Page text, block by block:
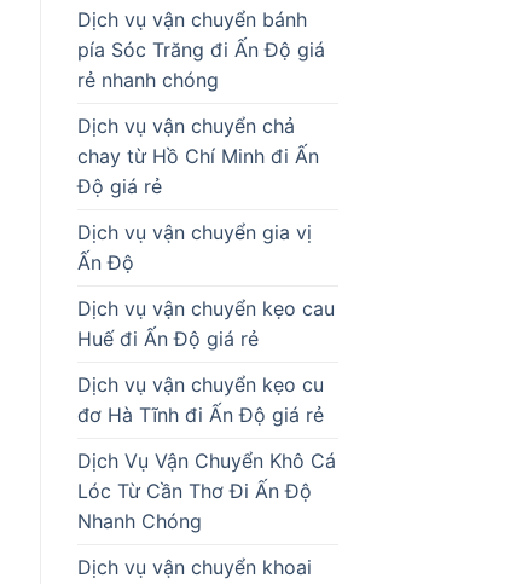
Dịch vụ vận chuyển bánh
pía Sóc Trăng đi Ấn Độ giá
rẻ nhanh chóng
Dịch vụ vận chuyển chả
chay từ Hồ Chí Minh đi Ấn
Độ giá rẻ
Dịch vụ vận chuyển gia vị
Ấn Độ
Dịch vụ vận chuyển kẹo cau
Huế đi Ấn Độ giá rẻ
Dịch vụ vận chuyển kẹo cu
đơ Hà Tĩnh đi Ấn Độ giá rẻ
Dịch Vụ Vận Chuyển Khô Cá
Lóc Từ Cần Thơ Đi Ấn Độ
Nhanh Chóng
Dịch vụ vận chuyển khoai